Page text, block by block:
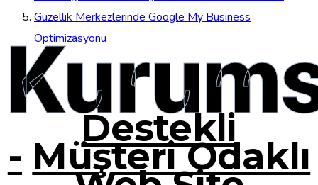
Güzellik Merkezlerinde Google My Business
Optimizasyonu
Destekli
- Müşteri Odaklı